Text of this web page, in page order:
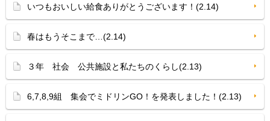
いつもおいしい給食ありがとうございます！(2.14)
春はもうそこまで…(2.14)
３年 社会 公共施設と私たちのくらし(2.13)
6,7,8,9組 集会でミドリンGO！を発表しました！(2.13)